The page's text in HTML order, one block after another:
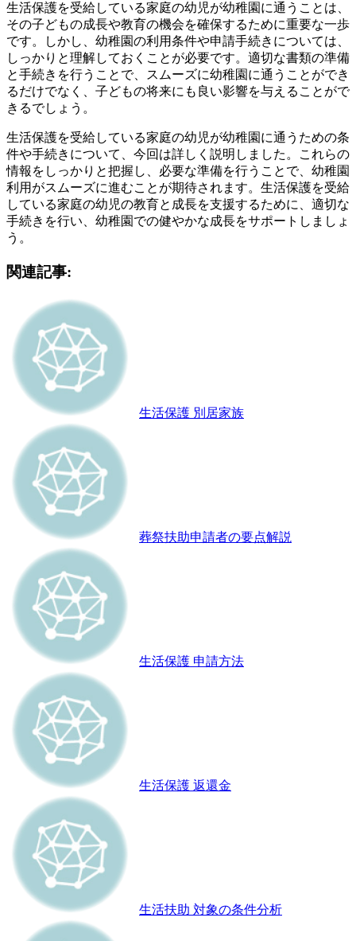
生活保護を受給している家庭の幼児が幼稚園に通うことは、
その子どもの成長や教育の機会を確保するために重要な一歩
です。しかし、幼稚園の利用条件や申請手続きについては、
しっかりと理解しておくことが必要です。適切な書類の準備
と手続きを行うことで、スムーズに幼稚園に通うことができ
るだけでなく、子どもの将来にも良い影響を与えることがで
きるでしょう。
生活保護を受給している家庭の幼児が幼稚園に通うための条
件や手続きについて、今回は詳しく説明しました。これらの
情報をしっかりと把握し、必要な準備を行うことで、幼稚園
利用がスムーズに進むことが期待されます。生活保護を受給
している家庭の幼児の教育と成長を支援するために、適切な
手続きを行い、幼稚園での健やかな成長をサポートしましょ
う。
関連記事:
生活保護 別居家族
葬祭扶助申請者の要点解説
生活保護 申請方法
生活保護 返還金
生活扶助 対象の条件分析